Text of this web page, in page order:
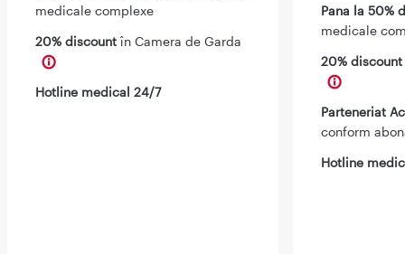
medicale complexe
20% discount în Camera de Garda
Hotline medical 24/7
Pana la 50%
medicale
20%
Parteneriat
conform
Hotline